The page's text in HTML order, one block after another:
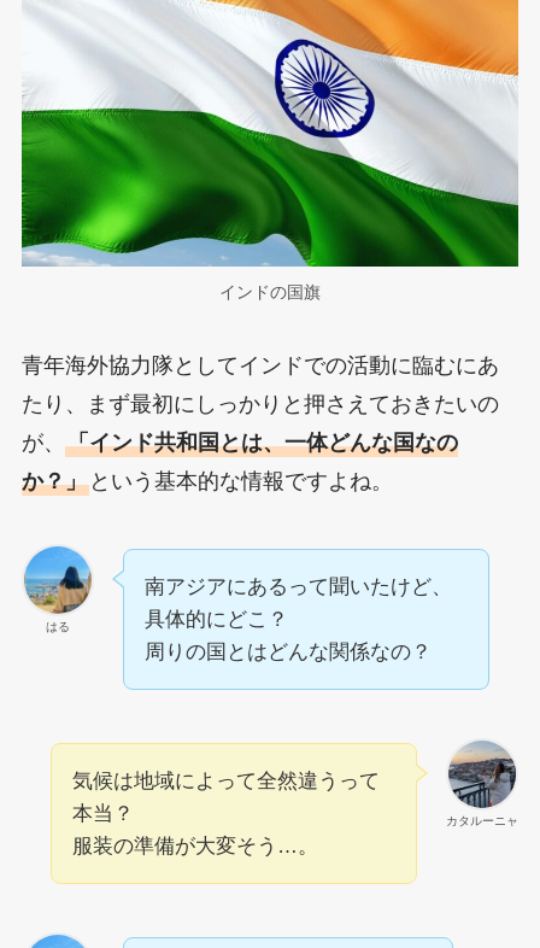
インドの国旗
青年海外協力隊としてインドでの活動に臨むにあ
たり、まず最初にしっかりと押さえておきたいの
が、 「インド共和国とは、一体どんな国なの
か？」という基本的な情報ですよね。
はる
南アジアにあるって聞いたけど、
具体的にどこ？
周りの国とはどんな関係なの？
カタルーニャ
気候は地域によって全然違うって
本当？
服装の準備が大変そう…。